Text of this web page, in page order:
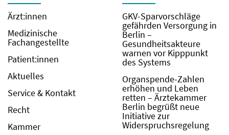
Ärzt:innen
Medizinische
Fachangestellte
Patient:innen
Aktuelles
Service & Kontakt
Recht
Kammer
GKV-Sparvorschläge
gefährden Versorgung in
Berlin –
Gesundheitsakteure
warnen vor Kipppunkt
des Systems
Organspende-Zahlen
erhöhen und Leben
retten – Ärztekammer
Berlin begrüßt neue
Initiative zur
Widerspruchsregelung